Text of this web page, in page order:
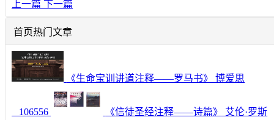
上一篇 下一篇
首页热门文章
《生命宝训讲道注释——罗马书》 博爱思
106556
《信徒圣经注释——诗篇》 艾伦·罗斯